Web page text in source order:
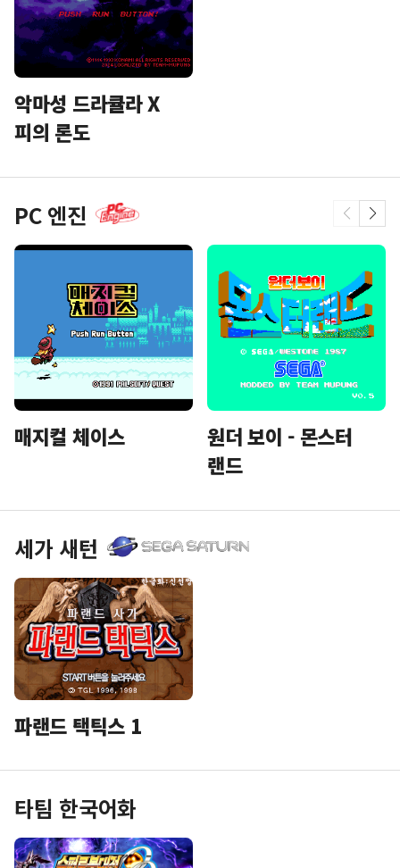
악마성 드라큘라 X
피의 론도
PC 엔진
매지컬 체이스
원더 보이 - 몬스터
랜드
세가 새턴
파랜드 택틱스 1
타팀 한국어화